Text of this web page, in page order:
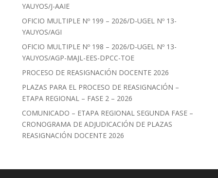
YAUYOS/J-AAIE
OFICIO MULTIPLE Nº 199 – 2026/D-UGEL Nº 13-
YAUYOS/AGI
OFICIO MULTIPLE Nº 198 – 2026/D-UGEL Nº 13-
YAUYOS/AGP-MAJL-EES-DPCC-TOE
PROCESO DE REASIGNACIÓN DOCENTE 2026
PLAZAS PARA EL PROCESO DE REASIGNACIÓN –
ETAPA REGIONAL – FASE 2 – 2026
COMUNICADO – ETAPA REGIONAL SEGUNDA FASE –
CRONOGRAMA DE ADJUDICACIÓN DE PLAZAS
REASIGNACIÓN DOCENTE 2026